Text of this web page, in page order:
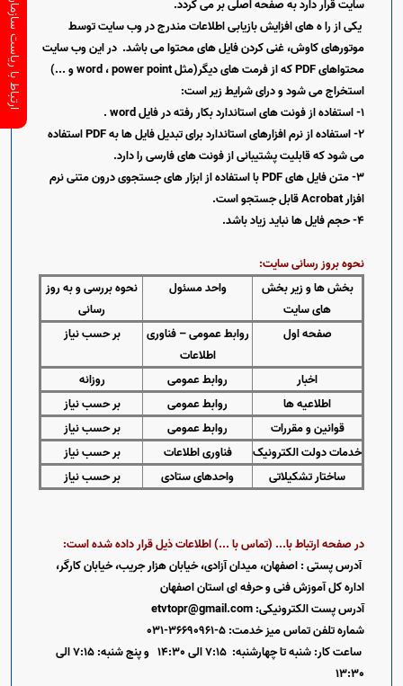
سایت قرار دارد به صفحه اصلی بر می گردد.
یکی از را ه های افزایش بازیابی اطلاعات مندرج در وب سایت توسط
موتورهای کاوش، غنی کردن فایل های محتوا می باشد. در این وب سایت
محتواهایPDFکه از فرمت های دیگر(مثل word،power point
و ...)
استخراج می شود و درای شرایط زیر است:
1- استفاده از فونت های استاندارد بکار رفته در فایل
word
.
2- استفاده از نرم افزارهای استاندارد برای تبدیل فایل ها به
PDFاستفاده
می شود که قابلیت پشتیبانی از فونت های فارسی را دارد.
3- متن فایل های
PDFبا استفاده از ابزار های جستجوی درون متنی نرم
افزارAcrobatقابل جستجو است.
4- حجم فایل ها نباید زیاد باشد.
نحوه بروز رسانی سایت:
بخش ها و زیر بخش
های سایت
واحد مسئول
نحوه بررسی و به روز
رسانی
صفحه اول
روابط عمومی – فناوری
اطلاعات
بر حسب نیاز
اخبار روابط عمومی
روزانه
اطلاعیه ها
روابط عمومی
بر حسب نیاز
قوانین و مقررات
روابط عمومی
بر حسب نیاز
خدمات دولت الکترونیک
فناوری اطلاعات
بر حسب نیاز
ساختار تشکیلاتی
واحدهای ستادی بر حسب نیاز
در صفحه ارتباط با... (تماس با ...) اطلاعات ذیل قرار داده شده است:
آدرس پستی: اصفهان، میدان آزادی، خیابان هزار جریب، خیابان کارگر،
اداره کل آموزش فنی و حرفه ای استان اصفهان
آدرس پست الکترونیکی: etvtopr@gmail.com
شماره تلفن تماس میز خدمت: 5-36690961-031
ساعت کار:شنبه تا چهارشنبه:
و پنج شنبه: 7:15 الی
13:30
ارتباط با ریاست سازمان